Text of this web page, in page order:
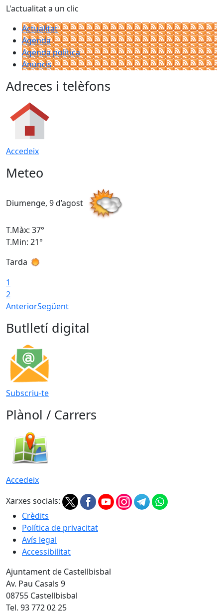
L'actualitat a un clic
Actualitat
Agenda
Agenda política
Anuncis
Adreces i telèfons
Accedeix
Meteo
Diumenge, 9 d’agost
T.Màx: 37°
T.Min: 21°
Tarda
1
2
AnteriorSegüent
Butlletí digital
Subscriu-te
Plànol / Carrers
Accedeix
Xarxes socials:
Crèdits
Política de privacitat
Avís legal
Accessibilitat
Ajuntament de Castellbisbal
Av. Pau Casals 9
08755 Castellbisbal
Tel. 93 772 02 25